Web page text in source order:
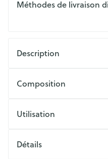
Méthodes de livraison
Description
Composition
Utilisation
Détails